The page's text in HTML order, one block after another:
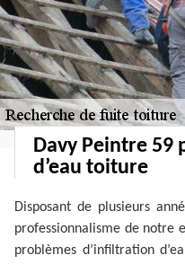
Davy Peintre 59
d’eau toiture
Disposant de plusieurs
professionnalisme de notre
problèmes d’infiltration